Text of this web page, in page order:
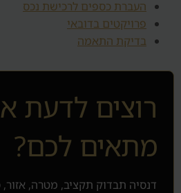
העברת כספים לרכישת נכס
פרויקטים בדובאי
בדיקת התאמה
רוצים לדעת
מתאים לכם?
דנסיה תבדוק תקציב, מטרה, אזור,